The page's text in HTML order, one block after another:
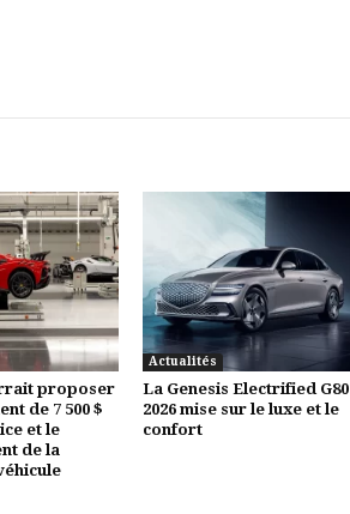
proposer
de 7 500 $
et le
de la
Actualités
La Genesis Electrified G80
2026 mise sur le luxe et le
confort